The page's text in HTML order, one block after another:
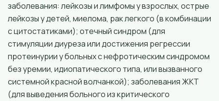
заболевания: лейкозы и лимфомы у взрослых, острые
лейкозы у детей, миелома, рак легкого (в комбинации
с цитостатиками); отечный синдром (для
стимуляции диуреза или достижения регрессии
протеинурии у больных с нефротическим синдромом
без уремии, идиопатического типа, или вызванного
системной красной волчанкой); заболевания ЖКТ
(для выведения больного из критического